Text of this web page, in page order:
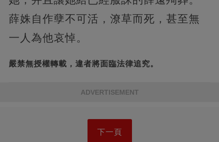
薛姝自作孽不可活，潦草而死，甚至無
一人為他哀悼。
嚴禁無授權轉載，違者將面臨法律追究。
ADVERTISEMENT
下一頁